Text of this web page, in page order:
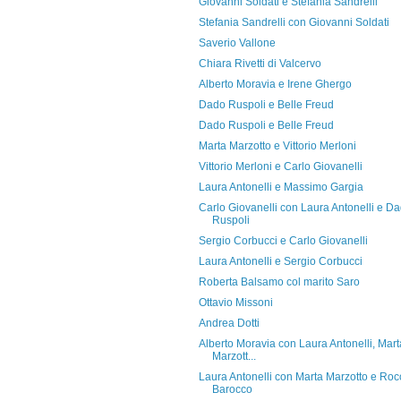
Stefania Sandrelli con Giovanni Soldati
Saverio Vallone
Chiara Rivetti di Valcervo
Alberto Moravia e Irene Ghergo
Dado Ruspoli e Belle Freud
Dado Ruspoli e Belle Freud
Marta Marzotto e Vittorio Merloni
Vittorio Merloni e Carlo Giovanelli
Laura Antonelli e Massimo Gargia
Carlo Giovanelli con Laura Antonelli e
Ruspoli
Sergio Corbucci e Carlo Giovanelli
Laura Antonelli e Sergio Corbucci
Roberta Balsamo col marito Saro
Ottavio Missoni
Andrea Dotti
Alberto Moravia con Laura Antonelli,
Marzott...
Laura Antonelli con Marta Marzotto e
Barocco